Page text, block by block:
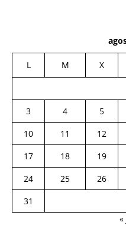
L M X
3
4 5
10
11 12
17
18 19
24
25 26
31
«